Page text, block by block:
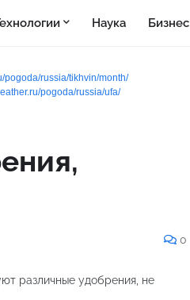
Наука Бизнес
pogoda/russia/tikhvin/month/
pogoda/russia/ufa/
0
различные удобрения, не